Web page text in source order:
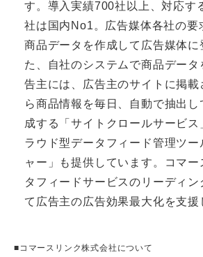
す。導入実績700社以上、対応す
社は国内No1。広告媒体各社の要
商品データを作成して広告媒体に
た、自社のシステムで商品デー
告主には、広告主のサイトに掲
ら商品情報を毎日、自動で抽出
成する「サイトクロールサービス
ラウド型データフィード管理ツ
ャー」も提供しています。コマ
タフィードサービスのリーディン
て広告主の広告効果最大化を支援
■コマースリンク株式会社について